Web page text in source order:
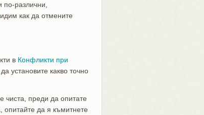
различни,
как да отмените
в Конфликти при
установите какво точно
чиста, преди да опитате
да я къмитнете